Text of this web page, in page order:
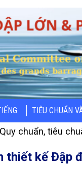
TIÊU CHUẨN
Quy chuẩn, tiêu
thiết kế Đập